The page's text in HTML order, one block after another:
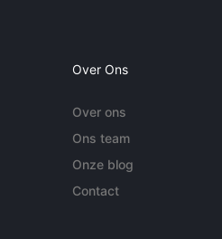
Over Ons
Over ons
Ons team
Onze blog
Contact